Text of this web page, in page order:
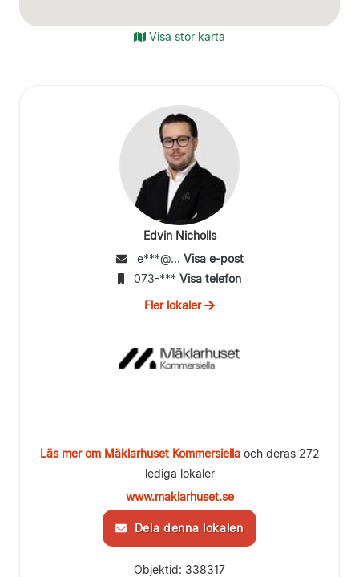
Visa stor karta
Edvin Nicholls
e***@... Visa e-post
073-*** Visa telefon
Fler lokaler
Läs mer om Mäklarhuset Kommersiellaoch deras 272
lediga lokaler
www.maklarhuset.se
Dela denna lokalen
Objektid: 338317